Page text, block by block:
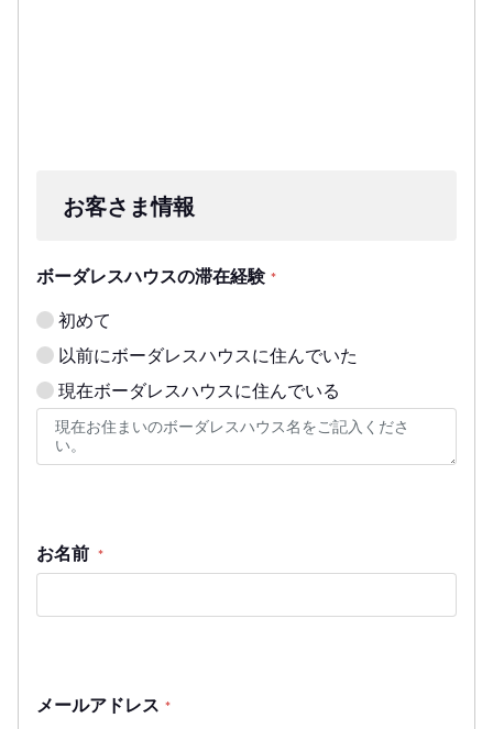
お客さま情報
ボーダレスハウスの滞在経験 *
初めて
以前にボーダレスハウスに住んでいた
現在ボーダレスハウスに住んでいる
お名前 *
メールアドレス *